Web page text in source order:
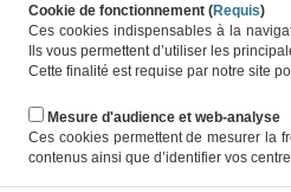
Cookie de fonctionnement (Requis)
Ces cookies indispensables à la
Ils vous permettent d’utiliser les
Cette finalité est requise par notre site
Mesure d'audience et web-analyse
Ces cookies permettent de mesurer la
contenus ainsi que d’identifier vos